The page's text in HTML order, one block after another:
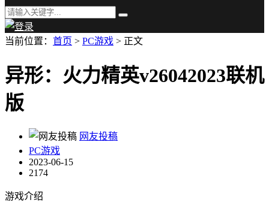
当前位置： 首页 > PC游戏 > 正文
异形：火力精英v26042023联机
版
网友投稿
PC游戏
2023-06-15
2174
游戏介绍